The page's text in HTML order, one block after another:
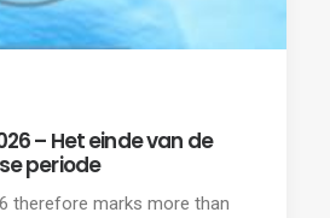
– Het einde van de
periode
therefore marks more than